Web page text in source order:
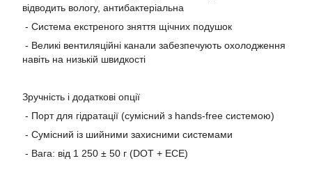
відводить вологу, антибактеріальна
- Система екстреного зняття щічних подушок
- Великі вентиляційні канали забезпечують охолодження
навіть на низькій швидкості
Зручність і додаткові опції
- Порт для гідратації (сумісний з hands-free системою)
- Сумісний із шийними захисними системами
- Вага: від 1 250 ± 50 г (DOT + ECE)